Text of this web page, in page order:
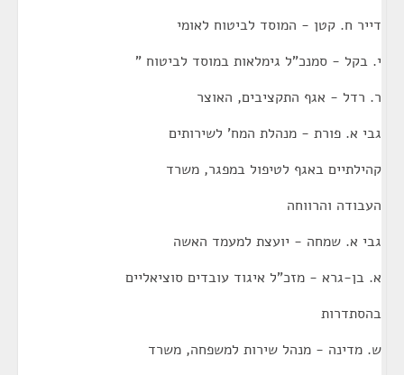
דייר ח. קטן - המוסד לביטוח לאומי
י. בקל - סמנכ"ל גימלאות במוסד לביטוח "
ר. רדל - אגף התקציבים, האוצר
גבי א. פורת - מנהלת המח' לשירותים
קהילתיים באגף לטיפול במפגר, משרד
העבודה והרווחה
גבי א. שמחה - יועצת למעמד האשה
א. בן-גרא - מזכ"ל איגוד עובדים סוציאליים
בהסתדרות
ש. מדינה - מנהל שירות למשפחה, משרד